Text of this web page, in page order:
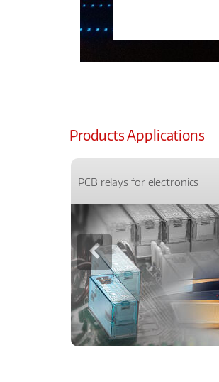
Products Applications
PCB relays for electronics